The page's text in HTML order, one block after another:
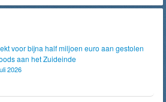
voor bijna half miljoen euro aan gestolen
aan het Zuideinde
2026